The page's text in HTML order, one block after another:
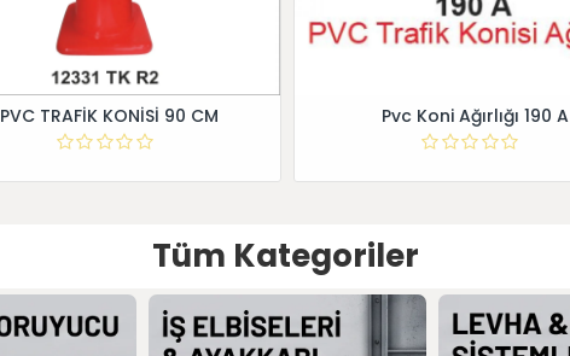
PVC TRAFİK KONİSİ 90 CM Pvc Koni Ağırlığı 190 A
Tüm Kategoriler